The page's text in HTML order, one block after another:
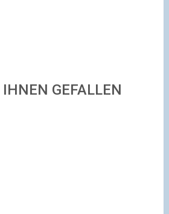
GEFALLEN